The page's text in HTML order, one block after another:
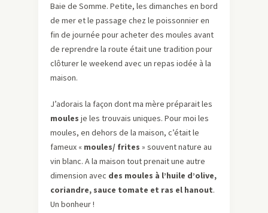
Baie de Somme. Petite, les dimanches en bord
de mer et le passage chez le poissonnier en
fin de journée pour acheter des moules avant
de reprendre la route était une tradition pour
clôturer le weekend avec un repas iodée à la
maison.
J’adorais la façon dont ma mère préparait les
moules je les trouvais uniques. Pour moi les
moules, en dehors de la maison, c’était le
fameux « moules/ frites » souvent nature au
vin blanc. A la maison tout prenait une autre
dimension avec des moules à l’huile d’olive,
coriandre, sauce tomate et ras el hanout.
Un bonheur !